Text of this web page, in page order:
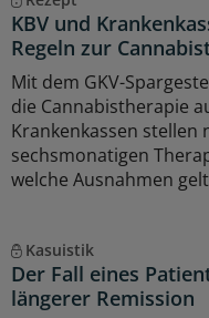
KBV und
Regeln zur
Mit dem GKV-
die Cannabistherapie
Krankenkassen stellen
sechsmonatigen
welche Ausnahmen
Kasuistik
Der Fall eines
längerer Remission